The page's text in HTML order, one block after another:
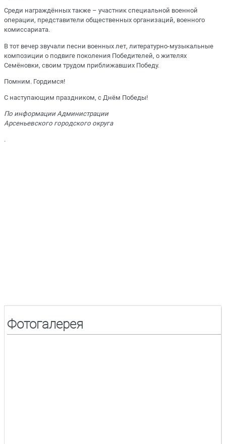
Среди награждённых также – участник специальной военной
операции, представители общественных организаций, военного
комиссариата.
В тот вечер звучали песни военных лет, литературно-музыкальные
композиции о подвиге поколения Победителей, о жителях
Семёновки, своим трудом приближавших Победу.
Помним. Гордимся!
С наступающим праздником, с Днём Победы!
По информации Администрации
Арсеньевского городского округа
.
Фотогалерея